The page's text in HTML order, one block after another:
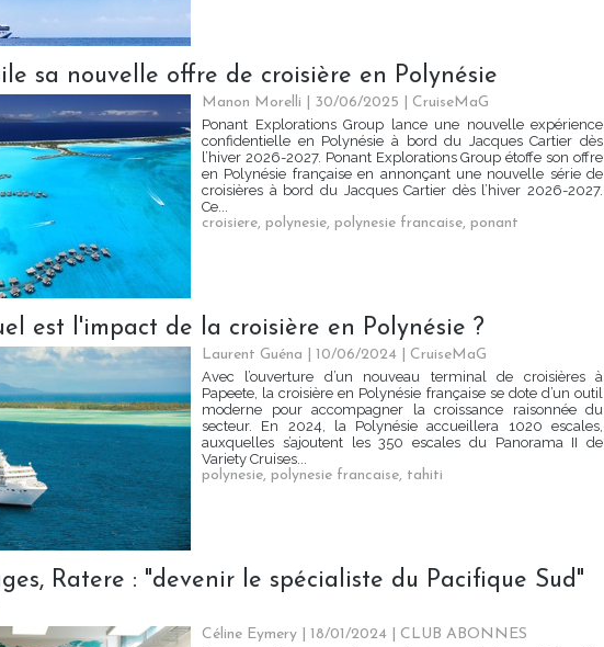
sa nouvelle offre de croisière en Polynésie
Manon Morelli | 30/06/2025
CruiseMaG
Ponant Explorations Group lance une nouvelle expérience
confidentielle en Polynésie à bord du Jacques Cartier dès
l’hiver 2026-2027. Ponant Explorations Group étoffe son offre
en Polynésie française en annonçant une nouvelle série de
croisières à bord du Jacques Cartier dès l’hiver 2026-2027.
Ce...
croisiere, polynesie, polynesie francaise, ponant
est l'impact de la croisière en Polynésie ?
Laurent Guéna | 10/06/2024
CruiseMaG
Avec l’ouverture d’un nouveau terminal de croisières à
Papeete, la croisière en Polynésie française se dote d’un outil
moderne pour accompagner la croissance raisonnée du
secteur. En 2024, la Polynésie accueillera 1020 escales,
auxquelles s’ajoutent les 350 escales du Panorama II de
Variety Cruises...
polynesie, polynesie francaise, tahiti
Ratere : "devenir le spécialiste du Pacifique Sud"
Céline Eymery | 18/01/2024
CLUB ABONNES